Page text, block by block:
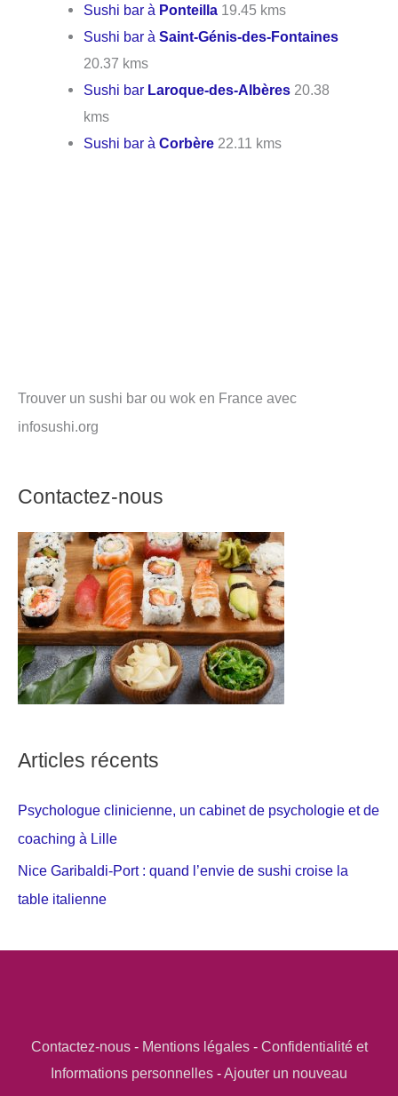
Sushi bar à Ponteilla 19.45 kms
Sushi bar àSaint-Génis-des-Fontaines
20.37 kms
Sushi bar Laroque-des-Albères 20.38
kms
Sushi bar àCorbère 22.11 kms
Trouver un sushi bar ou wok en France avec
infosushi.org
Contactez-nous
Articles récents
Psychologue clinicienne, un cabinet de psychologie et de
coaching à Lille
Nice Garibaldi-Port : quand l’envie de sushi croise la
table italienne
Contactez-nous- Mentions légales- Confidentialité et
Informations personnelles -Ajouter un nouveau